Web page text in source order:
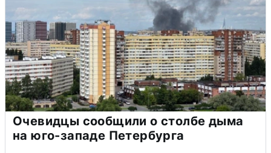
Очевидцы сообщили о столбе дыма
на юго-западе Петербурга